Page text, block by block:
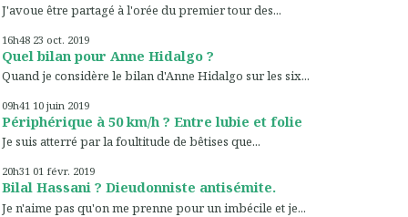
J'avoue être partagé à l'orée du premier tour des...
16h48 23 oct. 2019
Quel bilan pour Anne Hidalgo ?
Quand je considère le bilan d'Anne Hidalgo sur les six...
09h41 10 juin 2019
Périphérique à 50 km/h ? Entre lubie et folie
Je suis atterré par la foultitude de bêtises que...
20h31 01 févr. 2019
Bilal Hassani ? Dieudonniste antisémite.
Je n'aime pas qu'on me prenne pour un imbécile et je...